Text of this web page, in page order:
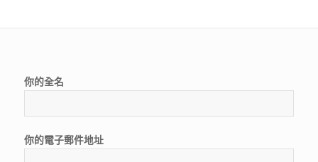
你的全名
你的電子郵件地址